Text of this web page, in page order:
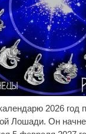
2026 год
Лошади. Он
длится несколько
долго